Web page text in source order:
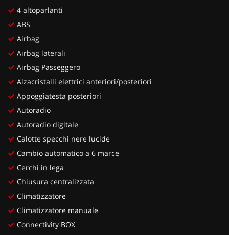
4 altoparlanti
ABS
Airbag
Airbag laterali
Airbag Passeggero
Alzacristalli elettrici anteriori/posteriori
Appoggiatesta posteriori
Autoradio
Autoradio digitale
Calotte specchi nere lucide
Cambio automatico a 6 marce
Cerchi in lega
Chiusura centralizzata
Climatizzatore
Climatizzatore manuale
Connectivity BOX